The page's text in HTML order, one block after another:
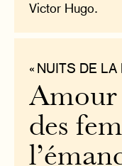
Victor Hugo.
« NUITS DE LA
Amour
des